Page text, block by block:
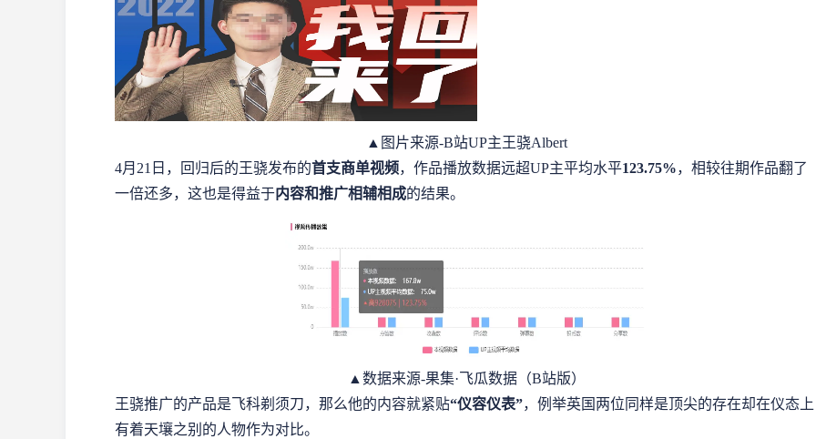
▲图片来源-B站UP主王骁Albert
4月21日，回归后的王骁发布的首支商单视频，作品播放数据远超UP主平均水平123.75%，相较往期作品翻了
一倍还多，这也是得益于内容和推广相辅相成的结果。
▲数据来源-果集·飞瓜数据（B站版）
王骁推广的产品是飞科剃须刀，那么他的内容就紧贴“仪容仪表”，例举英国两位同样是顶尖的存在却在仪态上
有着天壤之别的人物作为对比。